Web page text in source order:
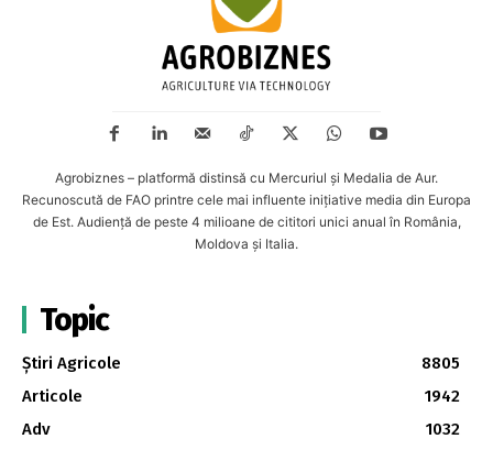
Agrobiznes – platformă distinsă cu Mercuriul și Medalia de Aur.
Recunoscută de FAO printre cele mai influente inițiative media din Europa
de Est. Audiență de peste 4 milioane de cititori unici anual în România,
Moldova și Italia.
Topic
Știri Agricole
8805
Articole
1942
Adv
1032